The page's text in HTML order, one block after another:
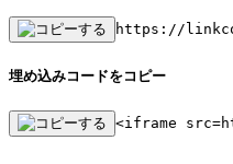
https://
埋め込みコードをコピー
<iframe